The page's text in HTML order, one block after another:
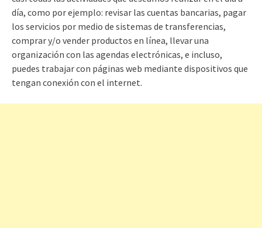
día, como por ejemplo: revisar las cuentas bancarias, pagar
los servicios por medio de sistemas de transferencias,
comprar y/o vender productos en línea, llevar una
organización con las agendas electrónicas, e incluso,
puedes trabajar con páginas web mediante dispositivos que
tengan conexión con el internet.